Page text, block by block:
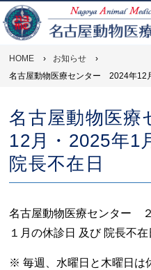
HOME › お知らせ
›
名古屋動物医療センター 2024年12
名古屋動物医
12月・2025年1
院長不在日
名古屋動物医療センター
１月の休診日 及び 院長不在
※ 毎週、水曜日と木曜日は